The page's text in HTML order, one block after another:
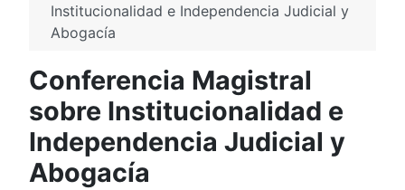
Institucionalidad e Independencia Judicial y
Abogacía
Conferencia Magistral
sobre Institucionalidad e
Independencia Judicial y
Abogacía